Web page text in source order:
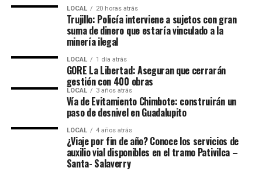
desde el Play Store
(https://play.google.com/store/apps/details?
id=pe.gob.pension65.yachaq), con los siguientes pasos:
1. Dirigirse a la opción “Infórmate aquí”.
2. Coloque el número de DNI del adulto mayor.
3. Replique el código de cuatro dígitos de colores que
aparecerá en un recuadro.
4. Cuando esté listo, presione la opción “Buscar”
LOCAL 20 horas atrás
Trujillo: Policía interviene a sujetos con gran
suma de dinero que estaría vinculado a la
minería ilegal
LOCAL 1 día atrás
GORE La Libertad: Aseguran que cerrarán
gestión con 400 obras
LOCAL 3 años atrás
Vía de Evitamiento Chimbote: construirán un
paso de desnivel en Guadalupito
LOCAL 4 años atrás
¿Viaje por fin de año? Conoce los servicios de
auxilio vial disponibles en el tramo Pativilca –
Santa- Salaverry